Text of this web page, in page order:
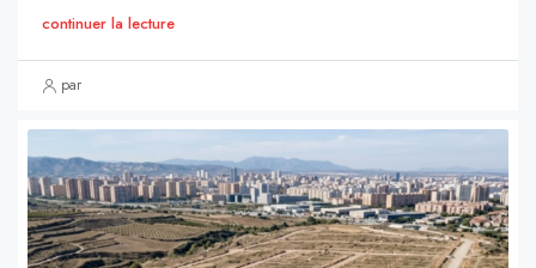
continuer la lecture
par